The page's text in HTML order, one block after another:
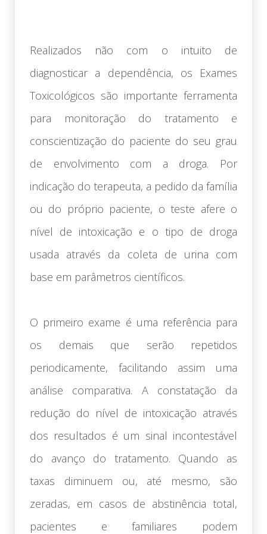
Realizados não com o intuito de
diagnosticar a dependência, os Exames
Toxicológicos são importante ferramenta
para monitoração do tratamento e
conscientização do paciente do seu grau
de envolvimento com a droga. Por
indicação do terapeuta, a pedido da família
ou do próprio paciente, o teste afere o
nível de intoxicação e o tipo de droga
usada através da coleta de urina com
base em parâmetros científicos.
O primeiro exame é uma referência para
os demais que serão repetidos
periodicamente, facilitando assim uma
análise comparativa. A constatação da
redução do nível de intoxicação através
dos resultados é um sinal incontestável
do avanço do tratamento. Quando as
taxas diminuem ou, até mesmo, são
zeradas, em casos de abstinência total,
pacientes e familiares podem